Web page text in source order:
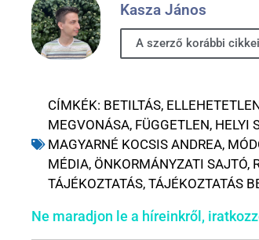
Kasza János
A szerző korábbi cikkei
CÍMKÉK: BETILTÁS,
MEGVONÁSA, FÜGGETLEN, HELYI
MAGYARNÉ KOCSIS ANDREA,
MÉDIA, ÖNKORMÁNYZATI SAJTÓ,
TÁJÉKOZTATÁS, TÁJÉKOZTATÁS
Ne maradjon le a híreinkről,